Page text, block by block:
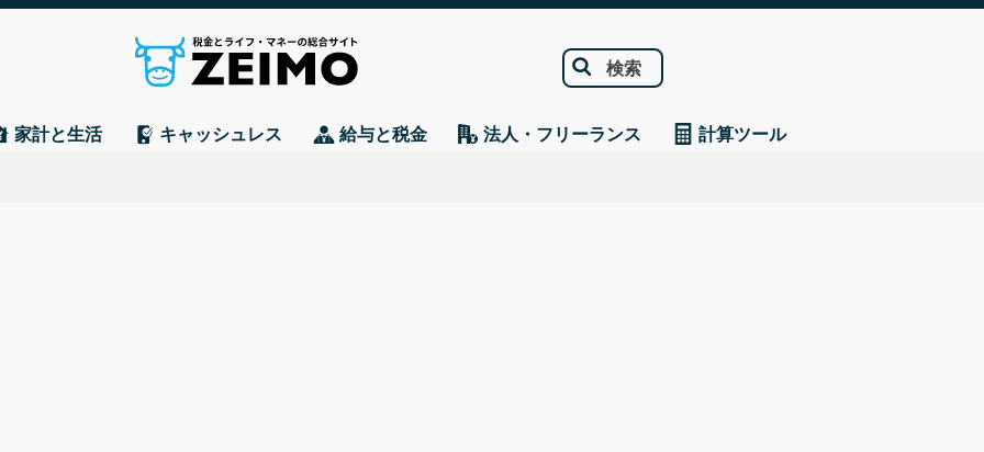
検索
家計と生活 キャッシュレス 給与と税金 法人・フリーランス 計算ツール